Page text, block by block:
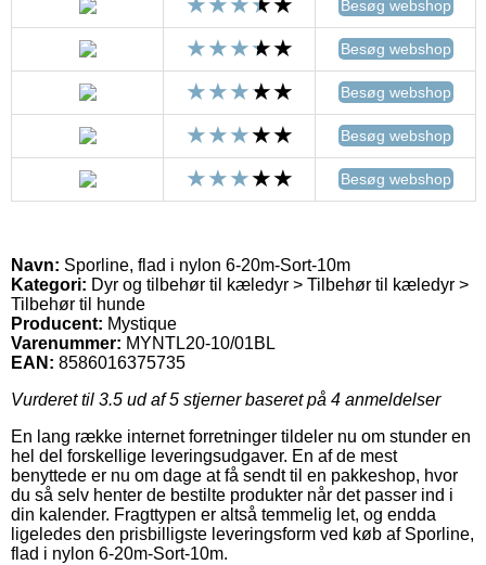
Besøg webshop
Besøg webshop
Besøg webshop
Besøg webshop
Besøg webshop
Navn: Sporline, flad i nylon 6-20m-Sort-10m
Kategori: Dyr og tilbehør til kæledyr > Tilbehør til kæledyr >
Tilbehør til hunde
Producent: Mystique
Varenummer: MYNTL20-10/01BL
EAN: 8586016375735
Vurderet til 3.5 ud af 5 stjerner baseret på 4 anmeldelser
En lang række internet forretninger tildeler nu om stunder en
hel del forskellige leveringsudgaver. En af de mest
benyttede er nu om dage at få sendt til en pakkeshop, hvor
du så selv henter de bestilte produkter når det passer ind i
din kalender. Fragttypen er altså temmelig let, og endda
ligeledes den prisbilligste leveringsform ved køb af Sporline,
flad i nylon 6-20m-Sort-10m.